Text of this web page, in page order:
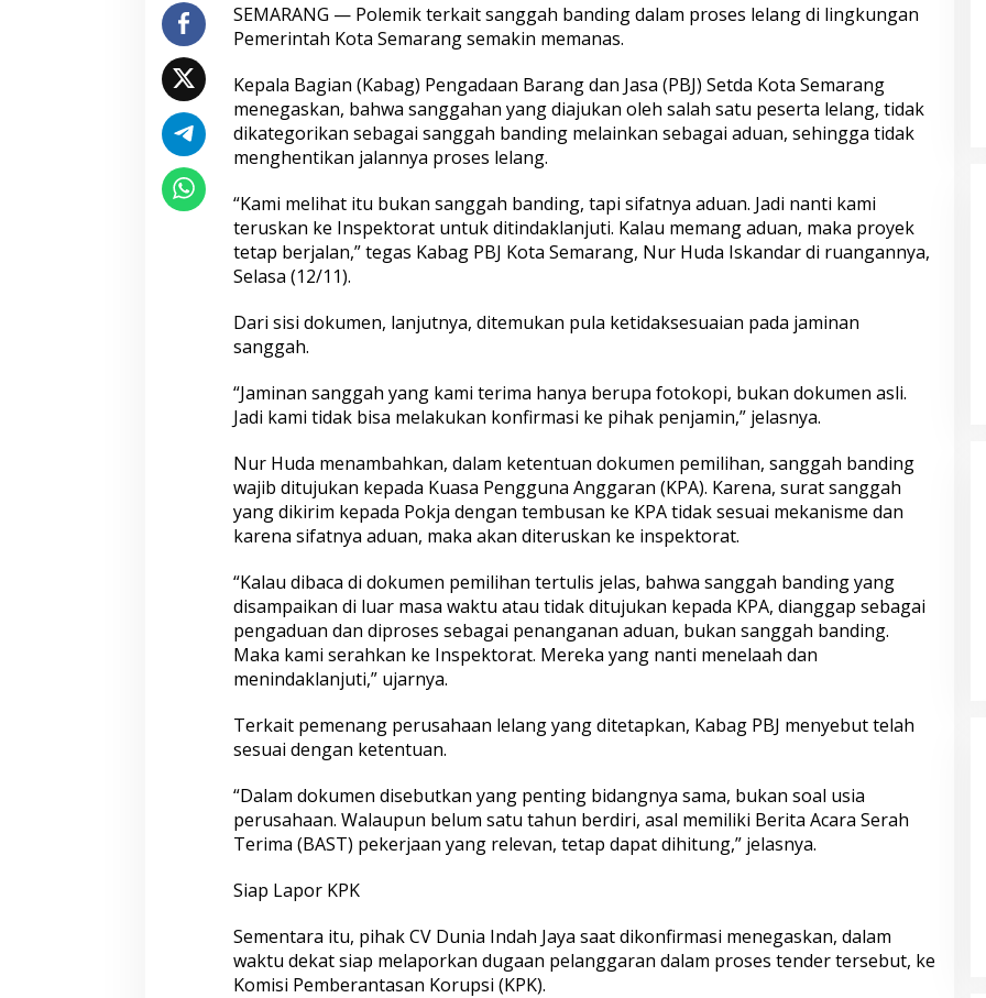
SEMARANG — Polemik terkait sanggah banding dalam proses lelang di lingkungan
Pemerintah Kota Semarang semakin memanas.
Kepala Bagian (Kabag) Pengadaan Barang dan Jasa (PBJ) Setda Kota Semarang
menegaskan, bahwa sanggahan yang diajukan oleh salah satu peserta lelang, tidak
dikategorikan sebagai sanggah banding melainkan sebagai aduan, sehingga tidak
menghentikan jalannya proses lelang.
“Kami melihat itu bukan sanggah banding, tapi sifatnya aduan. Jadi nanti kami
teruskan ke Inspektorat untuk ditindaklanjuti. Kalau memang aduan, maka proyek
tetap berjalan,” tegas Kabag PBJ Kota Semarang, Nur Huda Iskandar di ruangannya,
Selasa (12/11).
Dari sisi dokumen, lanjutnya, ditemukan pula ketidaksesuaian pada jaminan
sanggah.
“Jaminan sanggah yang kami terima hanya berupa fotokopi, bukan dokumen asli.
Jadi kami tidak bisa melakukan konfirmasi ke pihak penjamin,” jelasnya.
Nur Huda menambahkan, dalam ketentuan dokumen pemilihan, sanggah banding
wajib ditujukan kepada Kuasa Pengguna Anggaran (KPA). Karena, surat sanggah
yang dikirim kepada Pokja dengan tembusan ke KPA tidak sesuai mekanisme dan
karena sifatnya aduan, maka akan diteruskan ke inspektorat.
“Kalau dibaca di dokumen pemilihan tertulis jelas, bahwa sanggah banding yang
disampaikan di luar masa waktu atau tidak ditujukan kepada KPA, dianggap sebagai
pengaduan dan diproses sebagai penanganan aduan, bukan sanggah banding.
Maka kami serahkan ke Inspektorat. Mereka yang nanti menelaah dan
menindaklanjuti,” ujarnya.
Terkait pemenang perusahaan lelang yang ditetapkan, Kabag PBJ menyebut telah
sesuai dengan ketentuan.
“Dalam dokumen disebutkan yang penting bidangnya sama, bukan soal usia
perusahaan. Walaupun belum satu tahun berdiri, asal memiliki Berita Acara Serah
Terima (BAST) pekerjaan yang relevan, tetap dapat dihitung,” jelasnya.
Siap Lapor KPK
Sementara itu, pihak CV Dunia Indah Jaya saat dikonfirmasi menegaskan, dalam
waktu dekat siap melaporkan dugaan pelanggaran dalam proses tender tersebut, ke
Komisi Pemberantasan Korupsi (KPK).
Peredaran 86,4 Kg Sabu dan 5.171
Butir Ekstasi Berhasil Diungkap,
Bareskrim Polri Amankan Enam
Seleksi Taruna Akpol Masuk Tahap
Akhir, Wakapolri Pimpin
Pemeriksaan Penampilan 404
Catar
Musthofa Kamal, S.H., Perwira
Humas Berpengalaman dengan
Rekam Jejak Pengabdian dari
Aceh hingga Mabes Polri
Polri Kerahkan 372 Taruna Akpol
Dampingi Siswa di 73 Sekolah
Hadapi Ancaman Love Scamming
Wakapolri: Bergabungnya Irjen
Studi Kepolisian
Paskibraka Kota Depok dengan
Penguatan Ideologi Pancasila dan
Satreskim Polres Tasikmalaya
Kota Ungkap Kasus Curanmor,
Satu Pelaku Residivis Diamankan
Satreskrim Polres Tasikmalaya
Kota Amankan 3 Pelaku Kasus
Ganjal ATM Lintas Propinsi
Pelaku Tawuran Bersajam di
Mangkang Mayoritas Dibawah
Umur, Polda Jateng Himbau Orang
Tua Perkuat Pengawasan Aktifitas
Warga Gombel Lama Desak Ganti
Akibat Proyek PT Pakuwon, FAR
Siapkan Gugatan Berlapis
Tindak Tegas Kelompok Remaja
Yang Resahkan Masyarakat